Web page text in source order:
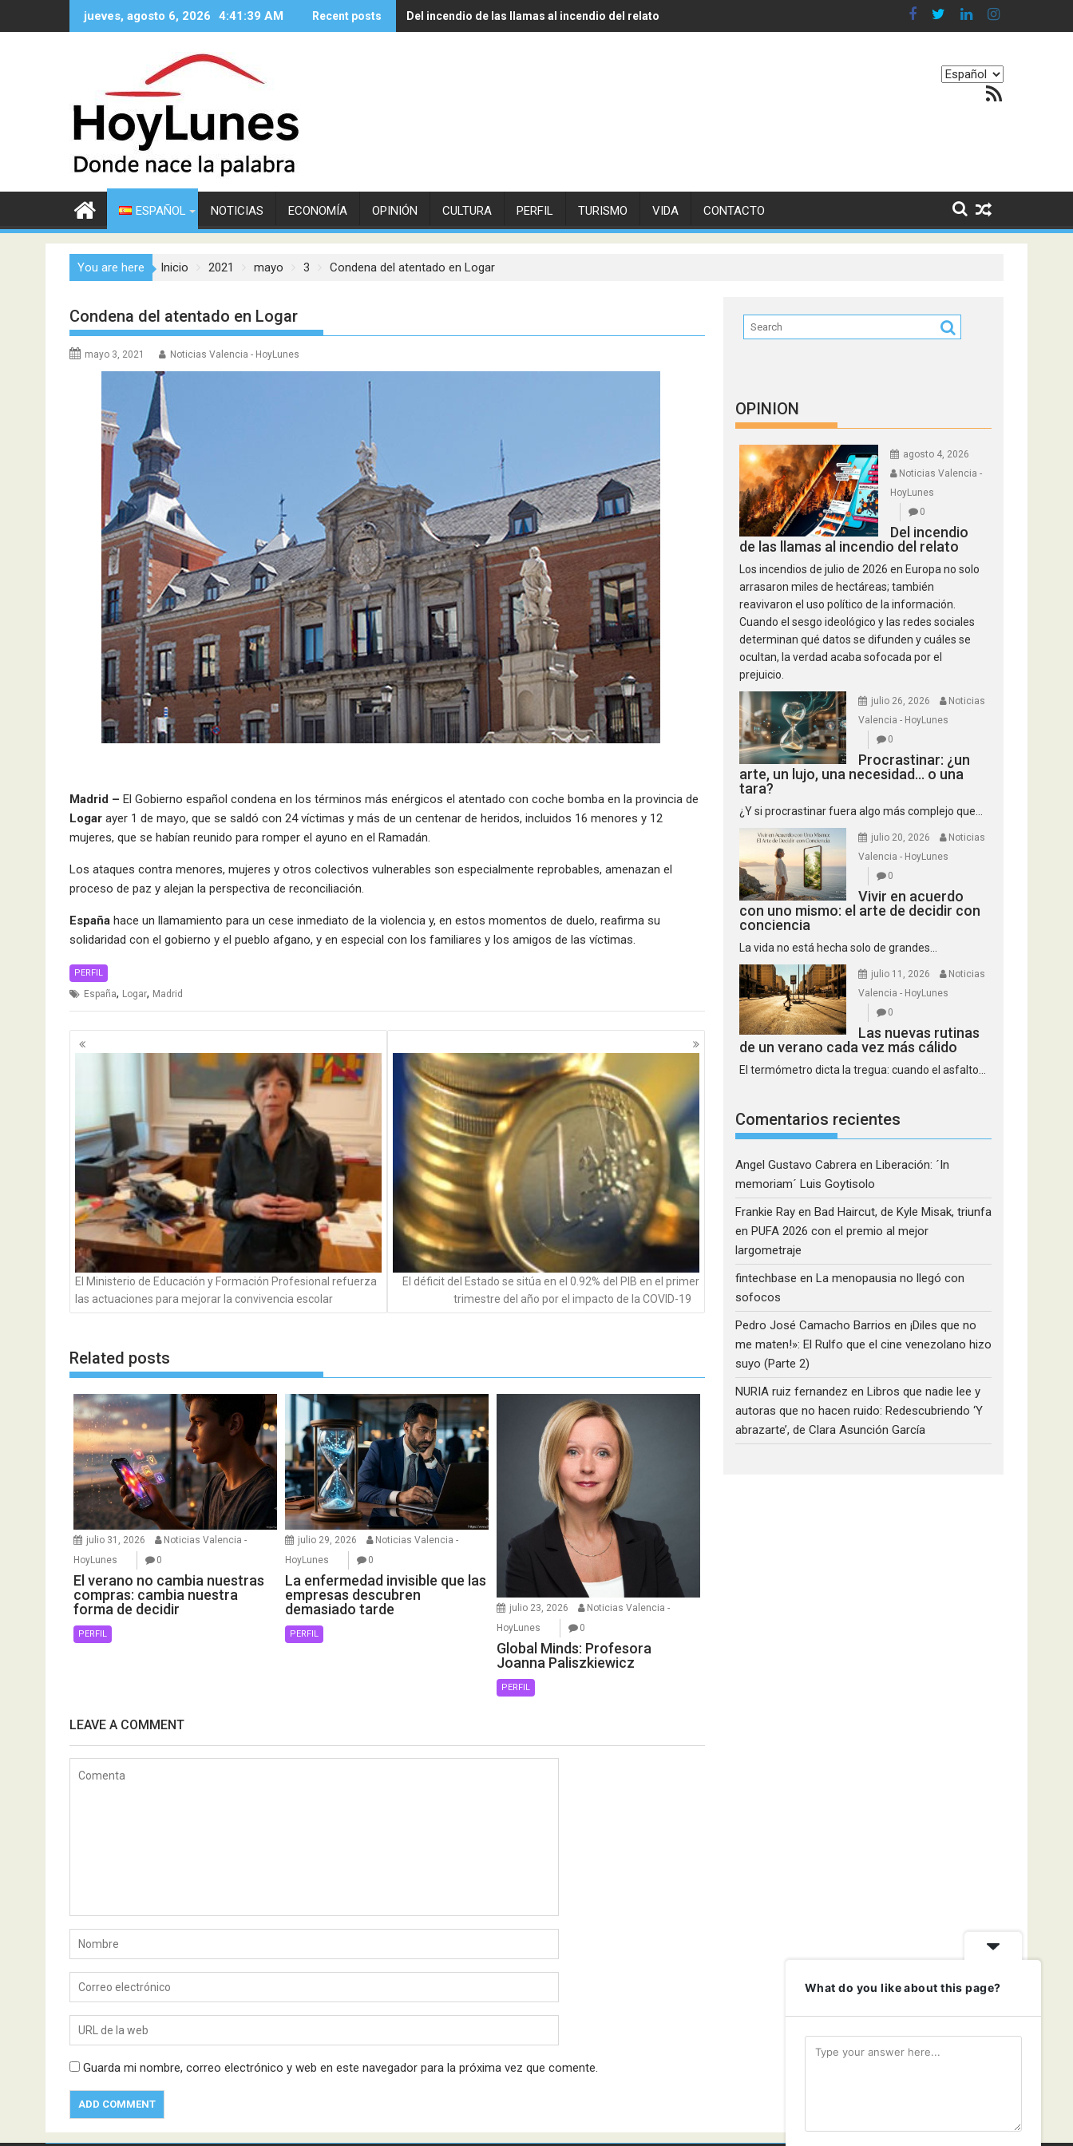
jueves, agosto 6, 2026 4:41:40 AM Recent posts Del incendio de las llamas al incendio del relato
Experto de Vithas explica cómo las olas de calor influyen en nuestro equilibrio emocional
Elegir
Feed RSS
ESPAÑOL NOTICIAS ECONOMÍA OPINIÓN CULTURA PERFIL TURISMO VIDA CONTACTO
You are here Inicio 2021 mayo 3 Condena del atentado en Logar
Condena del atentado en Logar
mayo 3, 2021 Noticias Valencia - HoyLunes
Madrid – El Gobierno español condena en los términos más enérgicos el atentado con coche bomba en la provincia de
Logar ayer 1 de mayo, que se saldó con 24 víctimas y más de un centenar de heridos, incluidos 16 menores y 12
mujeres, que se habían reunido para romper el ayuno en el Ramadán.
Los ataques contra menores, mujeres y otros colectivos vulnerables son especialmente reprobables, amenazan el
proceso de paz y alejan la perspectiva de reconciliación.
España hace un llamamiento para un cese inmediato de la violencia y, en estos momentos de duelo, reafirma su
solidaridad con el gobierno y el pueblo afgano, y en especial con los familiares y los amigos de las víctimas.
PERFIL
España, Logar, Madrid
Navegación
de
El Ministerio de Educación y Formación Profesional refuerza
las actuaciones para mejorar la convivencia escolar
El déficit del Estado se sitúa en el 0.92% del PIB en el primer
trimestre del año por el impacto de la COVID-19
Related posts
julio 31, 2026
Noticias Valencia -
HoyLunes
0
El verano no cambia nuestras
compras: cambia nuestra
forma de decidir
PERFIL
julio 29, 2026
Noticias Valencia -
HoyLunes
0
La enfermedad invisible que las
empresas descubren
demasiado tarde
PERFIL
julio 23, 2026
Noticias Valencia -
HoyLunes
0
Global Minds: Profesora
Joanna Paliszkiewicz
PERFIL
LEAVE A COMMENT
Guarda mi nombre, correo electrónico y web en este navegador para la próxima vez que comente.
OPINION
agosto 4, 2026
Noticias Valencia -
HoyLunes
0
Del incendio
de las llamas al incendio del relato
Los incendios de julio de 2026 en Europa no solo
arrasaron miles de hectáreas; también
reavivaron el uso político de la información.
Cuando el sesgo ideológico y las redes sociales
determinan qué datos se difunden y cuáles se
ocultan, la verdad acaba sofocada por el
prejuicio.
julio 26, 2026
Noticias
Valencia - HoyLunes
0
Procrastinar: ¿un
arte, un lujo, una necesidad… o una
tara?
¿Y si procrastinar fuera algo más complejo que...
julio 20, 2026
Noticias
Valencia - HoyLunes
0
Vivir en acuerdo
con uno mismo: el arte de decidir con
conciencia
La vida no está hecha solo de grandes...
julio 11, 2026
Noticias
Valencia - HoyLunes
0
Las nuevas rutinas
de un verano cada vez más cálido
El termómetro dicta la tregua: cuando el asfalto...
Comentarios recientes
Angel Gustavo Cabrera en Liberación: ´In
memoriam´ Luis Goytisolo
Frankie Ray en Bad Haircut, de Kyle Misak, triunfa
en PUFA 2026 con el premio al mejor
largometraje
fintechbase en La menopausia no llegó con
sofocos
Pedro José Camacho Barrios en ¡Diles que no
me maten!»: El Rulfo que el cine venezolano hizo
suyo (Parte 2)
NURIA ruiz fernandez en Libros que nadie lee y
autoras que no hacen ruido: Redescubriendo ‘Y
abrazarte’, de Clara Asunción García
What do you like about this page?